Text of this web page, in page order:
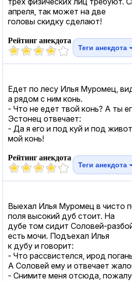
апреля, так может на две
головы скидку сделают!
Рейтинг анекдота
Теги анекдота
Едет по лесу Илья Муромец,
а рядом с ним конь.
- Что не едет твой конь? А ты
Эстонец отвечает:
- Да я его и под куй и под
мой конь!
Рейтинг анекдота
Теги анекдота
Выехал Илья Муромец в чисто
поля высокий дуб стоит. На
дубе том сидит Соловей-
есть мочи. Подъехал Илья
к дубу и говорит:
- Что рассвистелся, ирод
А Соловей ему и отвечает
- Снимите меня отсюда,